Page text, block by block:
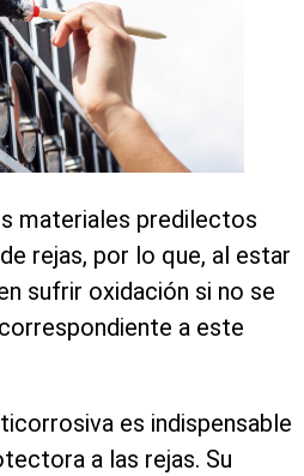
materiales predilectos
rejas, por lo que, al estar
sufrir oxidación si no se
a este
es indispensable
a las rejas. Su